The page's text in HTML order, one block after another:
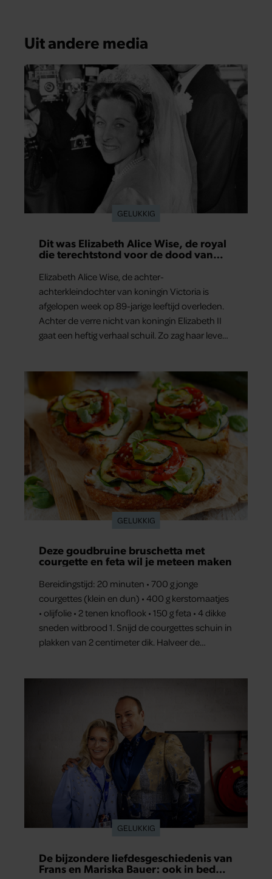
Uit andere media
GELUKKIG
Dit was Elizabeth Alice Wise, de royal
die terechtstond voor de dood van
Elizabeth Alice Wise, de achter-
achterkleindochter van koningin Victoria is
afgelopen week op 89-jarige leeftijd overleden.
Achter de verre nicht van koningin Elizabeth II
gaat een heftig verhaal schuil. Zo zag haar leven
GELUKKIG
Deze goudbruine bruschetta met
courgette en feta wil je meteen maken
Bereidingstijd: 20 minuten • 700 g jonge
courgettes (klein en dun) • 400 g kerstomaatjes
• olijfolie • 2 tenen knoflook • 150 g feta • 4 dikke
sneden witbrood 1. Snijd de courgettes schuin in
plakken van 2 centimeter dik. Halveer de
GELUKKIG
De bijzondere liefdesgeschiedenis van
Frans en Mariska Bauer: ook in bed